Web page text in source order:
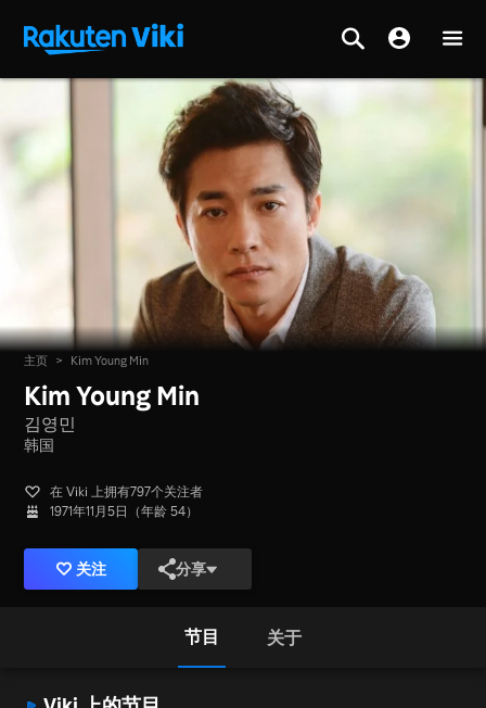
主页 > Kim Young Min
Kim Young Min
김영민
韩国
在 Viki 上拥有797个关注者
1971年11月5日（年龄 54）
关注 分享
节目 关于